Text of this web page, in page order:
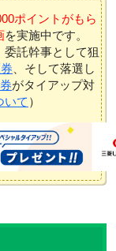
ポイントがもら
を実施中です。
、委託幹事として狙
、そして落選し
がタイアップ対
いて ）